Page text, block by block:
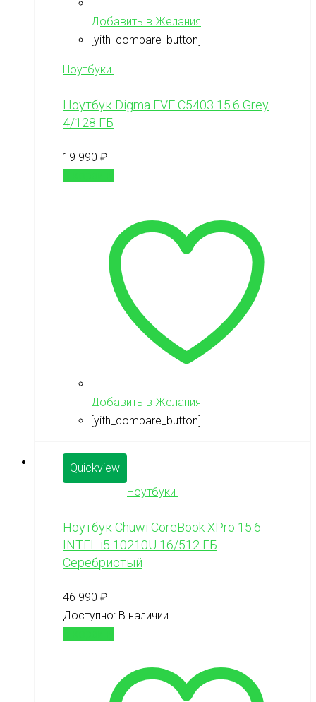
Добавить в Желания
[yith_compare_button]
Ноутбуки
Ноутбук Digma EVE C5403 15.6 Grey
4/128 ГБ
19 990 ₽
Добавить в Желания
[yith_compare_button]
Quickview
Ноутбуки
Ноутбук Chuwi CoreBook XPro 15.6
INTEL i5 10210U 16/512 ГБ
Серебристый
46 990 ₽
Доступно: В наличии